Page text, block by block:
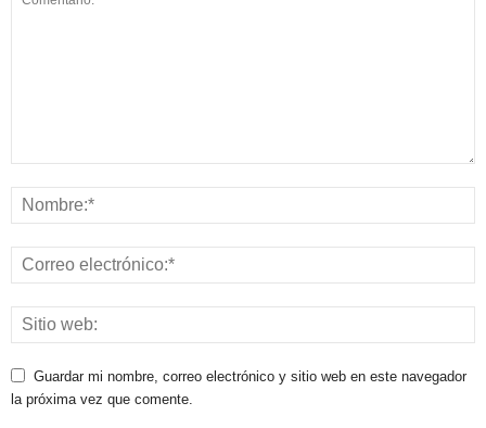
Guardar mi nombre, correo electrónico y sitio web en este navegador
la próxima vez que comente.